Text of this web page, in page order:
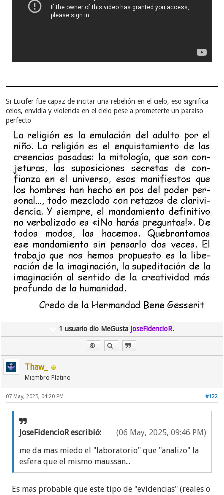
Si Lucifer fue capaz de incitar una rebelión en el cielo, eso significa
celos, envidia y violencia en el cielo pese a prometerte un paraíso
perfecto
1 usuario dio MeGusta JoseFidencioR.
Thaw_
Miembro Platino
#122
07 May, 2025, 04:20 PM
(06 May, 2025, 09:46 PM)
JoseFidencioR escribió:
me da mas miedo el "laboratorio" que "analizo" la
esfera que el mismo maussan...
Es mas probable que este tipo de "evidencias" (reales o